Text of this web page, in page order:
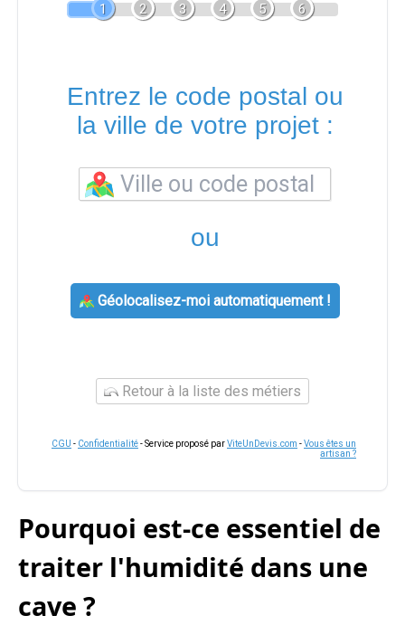
1 2 3 4 5 6
Entrez le code postal ou
la ville de votre projet :
ou
Géolocalisez-moi automatiquement !
Retour à la liste des métiers
CGU - Confidentialité- Service proposé parViteUnDevis.com -Vous êtes un
artisan ?
Pourquoi est-ce essentiel de
traiter l'humidité dans une
cave ?